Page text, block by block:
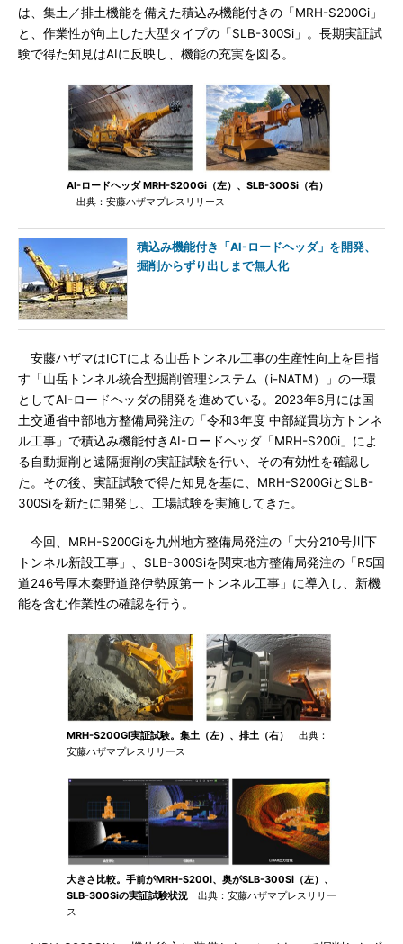
は、集土／排土機能を備えた積込み機能付きの「MRH-S200Gi」
と、作業性が向上した大型タイプの「SLB-300Si」。長期実証試
験で得た知見はAIに反映し、機能の充実を図る。
AI-ロードヘッダ MRH-S200Gi（左）、SLB-300Si（右）
出典：安藤ハザマプレスリリース
積込み機能付き「AI-ロードヘッダ」を開発、
掘削からずり出しまで無人化
安藤ハザマはICTによる山岳トンネル工事の生産性向上を目指
す「山岳トンネル統合型掘削管理システム（i-NATM）」の一環
としてAI-ロードヘッダの開発を進めている。2023年6月には国
土交通省中部地方整備局発注の「令和3年度 中部縦貫坊方トンネ
ル工事」で積込み機能付きAI-ロードヘッダ「MRH-S200i」によ
る自動掘削と遠隔掘削の実証試験を行い、その有効性を確認し
た。その後、実証試験で得た知見を基に、MRH-S200GiとSLB-
300Siを新たに開発し、工場試験を実施してきた。
今回、MRH-S200Giを九州地方整備局発注の「大分210号川下
トンネル新設工事」、SLB-300Siを関東地方整備局発注の「R5国
道246号厚木秦野道路伊勢原第一トンネル工事」に導入し、新機
能を含む作業性の確認を行う。
MRH-S200Gi実証試験。集土（左）、排土（右）
出典：
安藤ハザマプレスリリース
大きさ比較。手前がMRH-S200i、奥がSLB-300Si（左）、
SLB-300Siの実証試験状況 出典：安藤ハザマプレスリリー
ス